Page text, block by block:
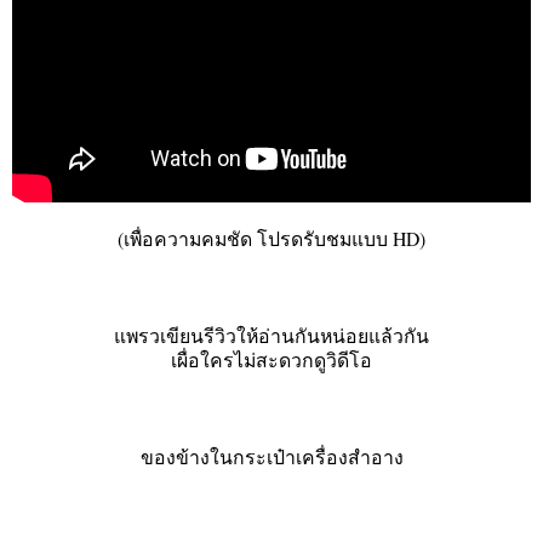
(เพื่อความคมชัด โปรดรับชมแบบ HD)
แพรวเขียนรีวิวให้อ่านกันหน่อยแล้วกัน
เผื่อใครไม่สะดวกดูวิดีโอ
ของข้างในกระเป๋าเครื่องสำอาง